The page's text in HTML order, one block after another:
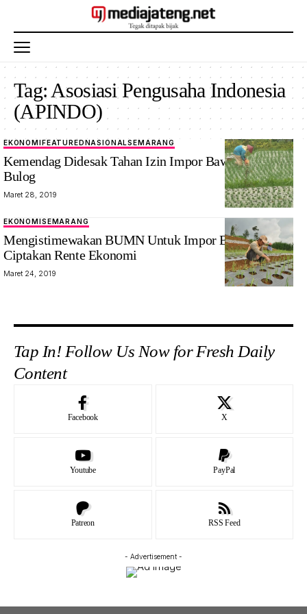
Tag: Asosiasi Pengusaha Indonesia
(APINDO)
EKONOMIFEATUREDNASIONALSEMARANG
Kemendag Didesak Tahan Izin Impor Bawang Putih
Bulog
Maret 28, 2019
EKONOMISEMARANG
Mengistimewakan BUMN Untuk Impor Bawang Putih
Ciptakan Rente Ekonomi
Maret 24, 2019
Tap In! Follow Us Now for Fresh Daily
Content
Facebook X
Youtube PayPal
Patreon RSS Feed
- Advertisement -